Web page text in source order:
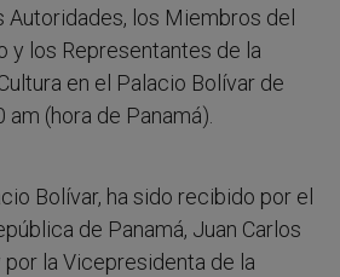
Autoridades, los Miembros del
y los Representantes de la
en el Palacio Bolívar de
am (hora de Panamá).
Bolívar, ha sido recibido por el
de Panamá, Juan Carlos
por la Vicepresidenta de la